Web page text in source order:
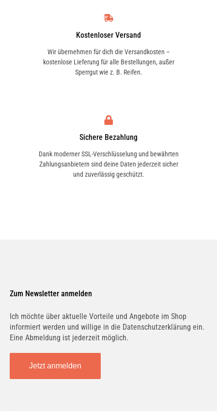
MAN
Kostenloser Versand
Wir übernehmen für dich die Versandkosten –
kostenlose Lieferung für alle Bestellungen, außer
Sperrgut wie z. B. Reifen.
Sichere Bezahlung
Dank moderner SSL-Verschlüsselung und bewährten
Zahlungsanbietern sind deine Daten jederzeit sicher
und zuverlässig geschützt.
Zum Newsletter anmelden
Ich möchte über aktuelle Vorteile und Angebote im Shop
informiert werden und willige in die Datenschutzerklärung ein.
Eine Abmeldung ist jederzeit möglich.
Jetzt anmelden